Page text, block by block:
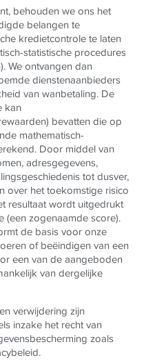
behouden we ons het
belangen te
kredietcontrole te laten
statistische procedures
We ontvangen dan
dienstenaanbieders
van wanbetaling. De
kan
bevatten die op
mathematisch-
Door middel van
adresgegevens,
tot dusver,
over het toekomstige risico
resultaat wordt uitgedrukt
(een zogenaamde score).
de basis voor onze
of beëindigen van een
een van de aangeboden
van dergelijke
verwijdering zijn
inzake het recht van
zoals